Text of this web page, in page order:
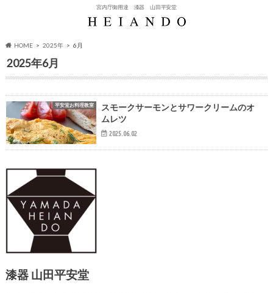
宮内庁御用達 漆器 山田平安堂
HOME 2025年 6月
2025年6月
平安堂お料理教室
スモークサーモンとサワークリームのオ
ムレツ
2025.06.02
漆器 山田平安堂